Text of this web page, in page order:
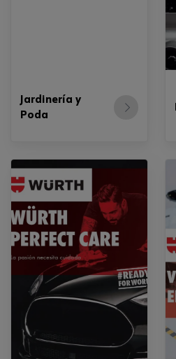
Jardinería y
Poda